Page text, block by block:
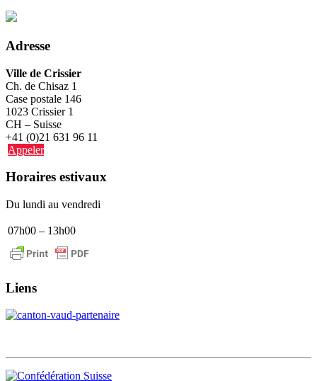
Adresse
Ville de Crissier
Ch. de Chisaz 1
Case postale 146
1023 Crissier 1
CH – Suisse
+41 (0)21 631 96 11
Appeler
Horaires estivaux
Du lundi au vendredi
07h00 – 13h00
Liens